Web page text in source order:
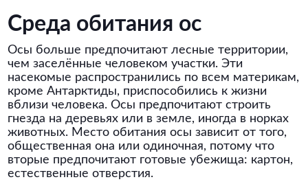
Среда обитания ос
Осы больше предпочитают лесные территории,
чем заселённые человеком участки. Эти
насекомые распространились по всем материкам,
кроме Антарктиды, приспособились к жизни
вблизи человека. Осы предпочитают строить
гнезда на деревьях или в земле, иногда в норках
животных. Место обитания осы зависит от того,
общественная она или одиночная, потому что
вторые предпочитают готовые убежища: картон,
естественные отверстия.